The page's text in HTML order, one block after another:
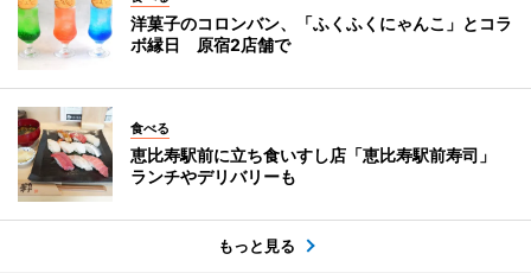
洋菓子のコロンバン、「ふくふくにゃんこ」とコラ
ボ縁日 原宿2店舗で
食べる
恵比寿駅前に立ち食いすし店「恵比寿駅前寿司」
ランチやデリバリーも
もっと見る